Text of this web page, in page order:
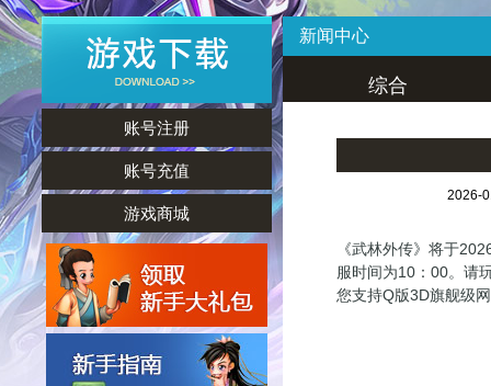
账号注册
账号充值
游戏商城
新闻中心
综合
2026-
《武林外传》将于
服时间为10：00。请
您支持Q版3D旗舰级